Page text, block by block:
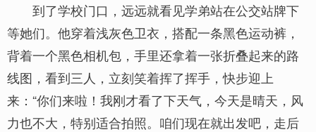
到了学校门口，远远就看见学弟站在公交站牌下
等她们。他穿着浅灰色卫衣，搭配一条黑色运动裤，
背着一个黑色相机包，手里还拿着一张折叠起来的路
线图，看到三人，立刻笑着挥了挥手，快步迎上
来：“你们来啦！我刚才看了下天气，今天是晴天，风
力也不大，特别适合拍照。咱们现在就出发吧，走后